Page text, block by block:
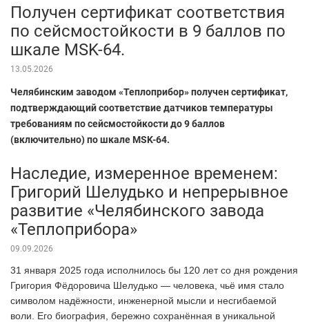
Получен сертификат соответствия
по сейсмостойкости в 9 баллов по
шкале MSK-64.
13.05.2026
Челябинским заводом «Теплоприбор» получен сертификат,
подтверждающий соответствие датчиков температуры
требованиям по сейсмостойкости до 9 баллов
(включительно) по шкале MSK-64.
Наследие, измеренное временем:
Григорий Шелудько и непрерывное
развитие «Челябинского завода
«Теплоприбора»
09.09.2026
31 января 2025 года исполнилось бы 120 лет со дня рождения
Григория Фёдоровича Шелудько — человека, чьё имя стало
символом надёжности, инженерной мысли и несгибаемой
воли. Его биография, бережно сохранённая в уникальной